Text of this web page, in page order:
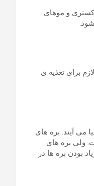
و موهای
برای تغذیه ی
می آیند. بره های
ولی بره های
بودن بره ها در